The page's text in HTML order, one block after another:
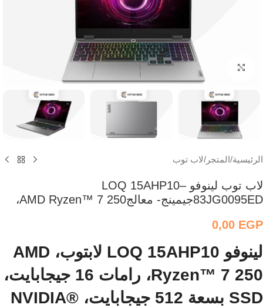
اضغط للتكبير
الرئيسية/المتجر /لاب توب
لاب توب لينوفو LOQ 15AHP10–
83JG0095EDجيمينج- معالجAMD Ryzen™ 7 250،
0,00 EGP
لينوفو LOQ 15AHP10 لابتوب، AMD
Ryzen™ 7 250، رامات 16 جيجابايت،
SSD بسعة 512 جيجابايت، NVIDIA®